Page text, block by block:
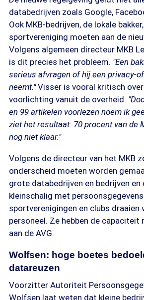
databedrijven zoals Google,
Ook MKB-bedrijven, de lokale
sportvereniging moeten aan de
Volgens algemeen directeur MKB
is dit precies het probleem. "Een
serieus afvragen of hij een privacy-
neemt."Visser is vooral kritisch over
voorlichting vanuit de overheid.
en 99 artikelen voorlezen noem ik
ziet het resultaat: 70 procent van de
nog niet klaar."
Volgens de directeur van het MKB
onderscheid moeten worden
grote databedrijven en bedrijven
kleinschalig met
sportverenigingen en clubs draaien
personeel. Ze hebben de capaciteit
aan de AVG.
Wolfsen: hoge boetes
datareuzen
Voorzitter Autoriteit
Wolfsen laat weten dat kleine